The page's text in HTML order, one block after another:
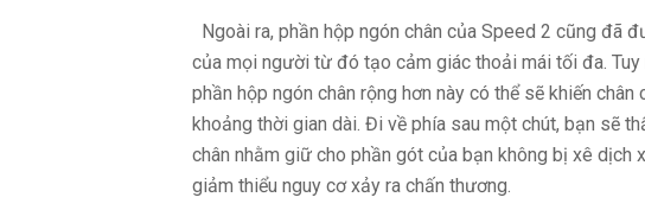
Ngoài ra, phần hộp ngón chân của Speed 2 cũng đã
của mọi người từ đó tạo cảm giác thoải mái tối đa.
phần hộp ngón chân rộng hơn này có thể sẽ khiến
khoảng thời gian dài. Đi về phía sau một chút, bạn sẽ
chân nhằm giữ cho phần gót của bạn không bị xê dịch
giảm thiểu nguy cơ xảy ra chấn thương.